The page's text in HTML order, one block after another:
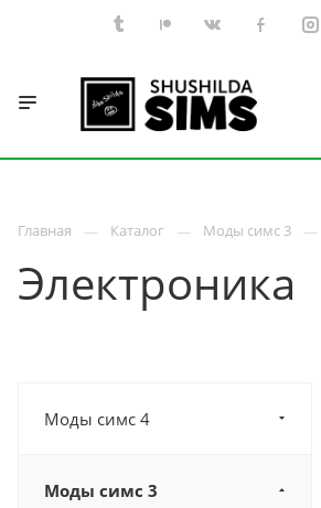
Главная Каталог Моды симс 3
Электроника
Моды симс 4
Моды симс 3